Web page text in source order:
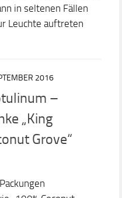
in seltenen Fällen
Leuchte auftreten
2016
–
„King
Grove“